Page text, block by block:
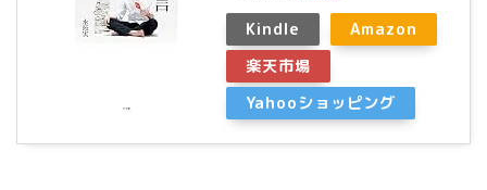
Kindle
Amazon
楽天市場
Yahooショッピング